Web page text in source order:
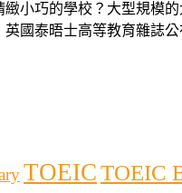
小巧的學校？大型規模
國泰晤士高等教育雜誌
TOEICTOEIC